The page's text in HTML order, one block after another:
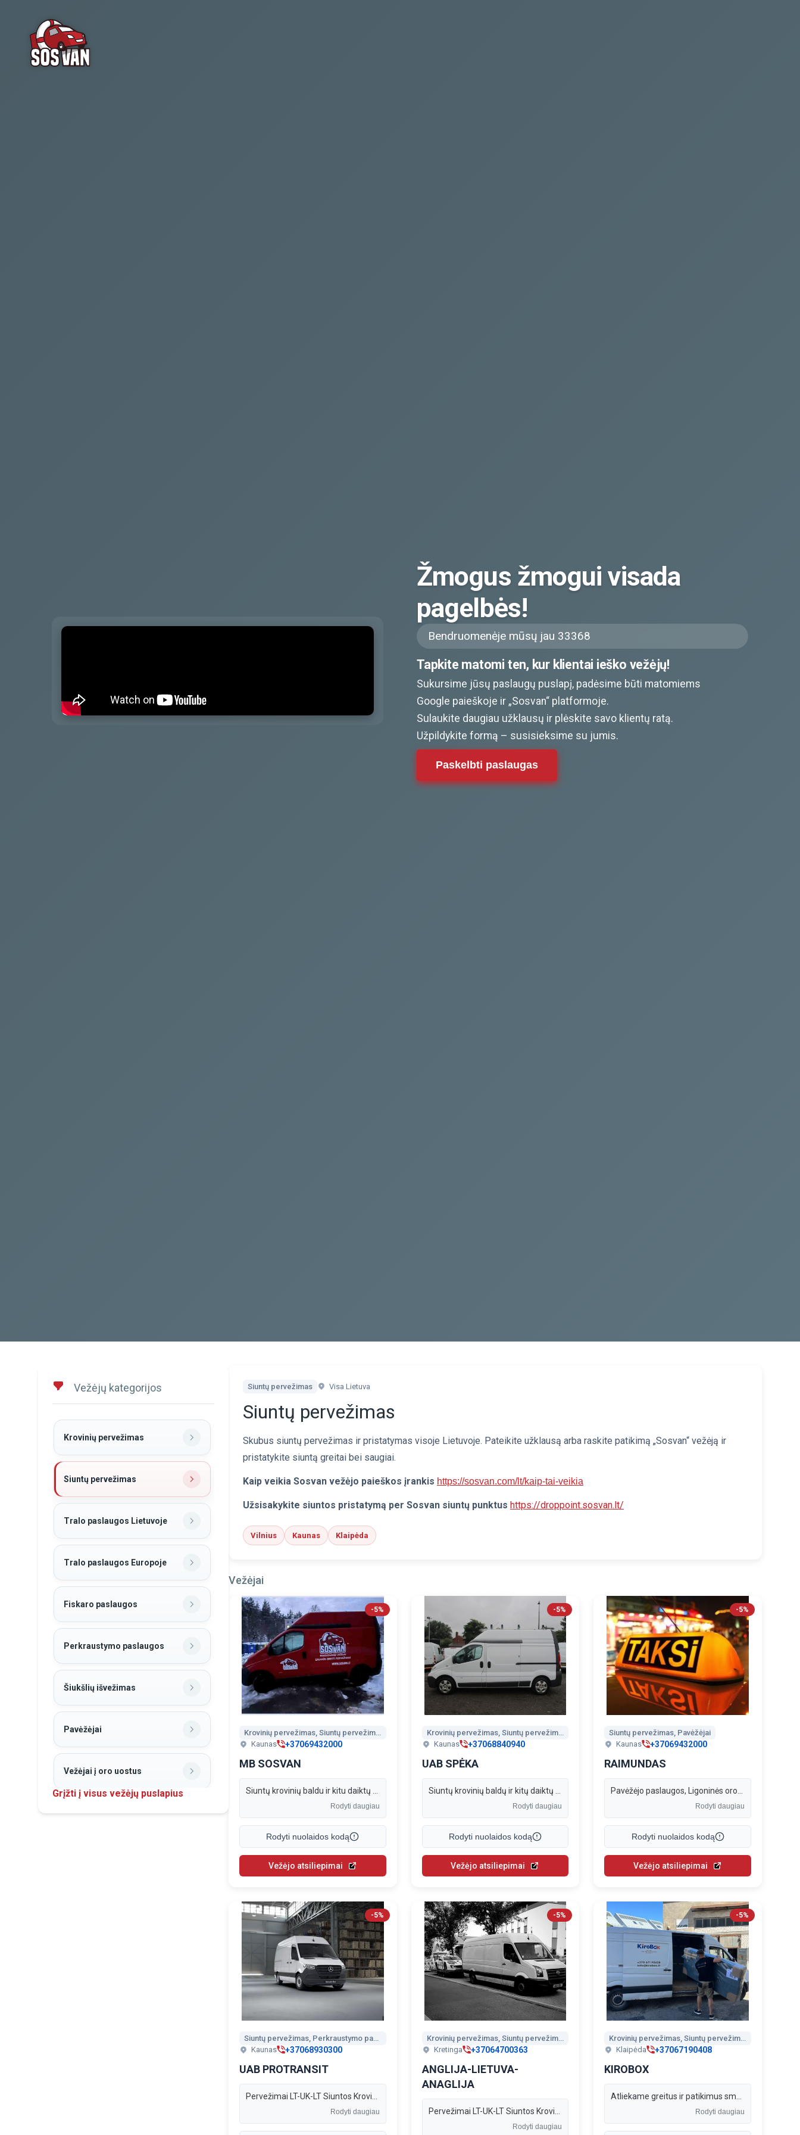
Žmogus žmogui visada
pagelbės!
Bendruomenėje mūsų jau 33368
Tapkite matomi ten, kur klientai ieško vežėjų!
Sukursime jūsų paslaugų puslapį, padėsime būti matomiems
Google paieškoje ir „Sosvan“ platformoje.
Sulaukite daugiau užklausų ir plėskite savo klientų ratą.
Užpildykite formą – susisieksime su jumis.
Paskelbti paslaugas
Vežėjų kategorijos
Krovinių pervežimas
Siuntų pervežimas
Tralo paslaugos Lietuvoje
Tralo paslaugos Europoje
Fiskaro paslaugos
Perkraustymo paslaugos
Šiukšlių išvežimas
Pavėžėjai
Vežėjai į oro uostus
Birių krovinių pervežimas
Grįžti į visus vežėjų puslapius
Siuntų pervežimas Visa Lietuva
Siuntų pervežimas
Skubus siuntų pervežimas ir pristatymas visoje Lietuvoje. Pateikite užklausą arba raskite patikimą „Sosvan“ vežėją ir
pristatykite siuntą greitai bei saugiai.
Kaip veikia Sosvan vežėjo paieškos įrankis https://sosvan.com/lt/kaip-tai-veikia
Užsisakykite siuntos pristatymą per Sosvan siuntų punktus https://droppoint.sosvan.lt/
Vilnius Kaunas Klaipėda
Vežėjai
-5%
Kaunas
+37069432000
MB SOSVAN
Rodyti daugiau
Rodyti nuolaidos kodą
Vežėjo atsiliepimai
-5%
Krovinių pervežimas, Siuntų pervežimas, Perkraustymo paslaugos, Vežėjai į Lenkiją
Kaunas
+37068840940
UAB SPĖKA
Rodyti daugiau
Rodyti nuolaidos kodą
Vežėjo atsiliepimai
-5%
Siuntų pervežimas, Pavėžėjai
Kaunas
+37069432000
RAIMUNDAS
Rodyti daugiau
Rodyti nuolaidos kodą
Vežėjo atsiliepimai
-5%
Kaunas
+37068930300
UAB PROTRANSIT
Rodyti daugiau
-5%
Krovinių pervežimas, Siuntų pervežimas, Perkraustymo paslaugos, Vežėjai Anglijoje, Vežėjai į Angliją, Vežėjai į Vokietiją, Vežėjai į Belgiją, Vežėjai į Olandiją, Vežėjai į Prancūziją, Vežėjai į Lenkiją
Kretinga
+37064700363
ANGLIJA-LIETUVA-
ANAGLIJA
Rodyti daugiau
-5%
Klaipėda
+37067190408
KIROBOX
Rodyti daugiau